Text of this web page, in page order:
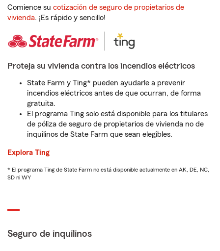
Comience su cotización de seguro de propietarios de
vivienda. ¡Es rápido y sencillo!
Proteja su vivienda contra los incendios eléctricos
State Farm y Ting* pueden ayudarle a prevenir
incendios eléctricos antes de que ocurran, de forma
gratuita.
El programa Ting solo está disponible para los titulares
de póliza de seguro de propietarios de vivienda no de
inquilinos de State Farm que sean elegibles.
Explora Ting
* El programa Ting de State Farm no está disponible actualmente en AK, DE, NC,
SD ni WY
Seguro de inquilinos